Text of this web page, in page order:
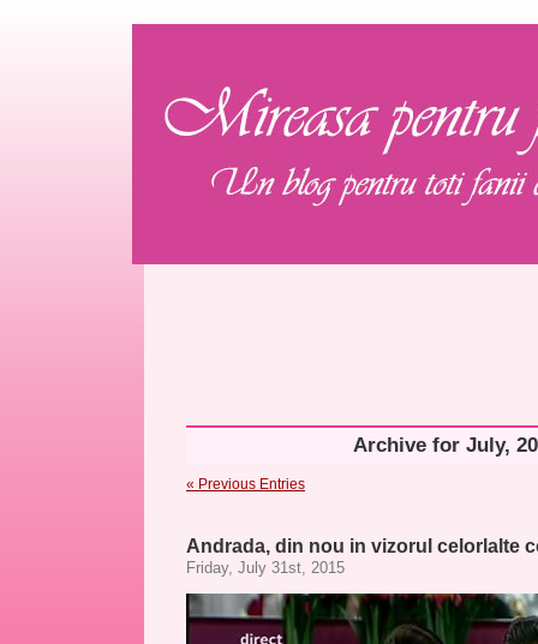
Archive for July,
« Previous Entries
Andrada, din nou in vizorul celorlalte
Friday, July 31st, 2015